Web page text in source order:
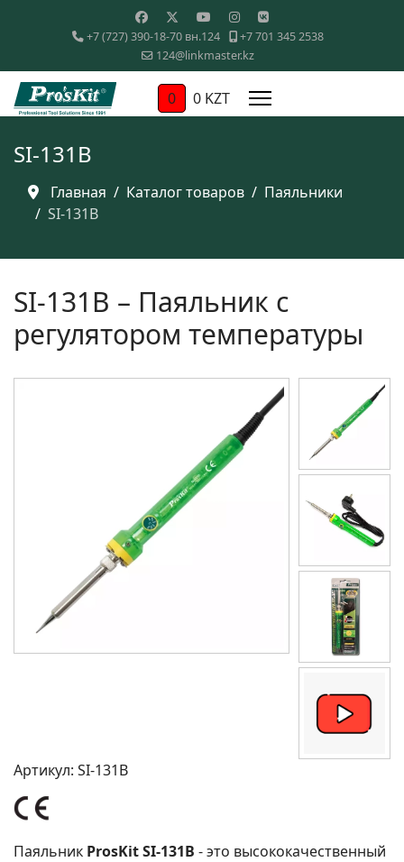
+7 (727) 390-18-70 вн.124
+7 701 345 2538
124@linkmaster.kz
0 0 KZT
SI-131B
Главная Каталог товаров
Паяльники
SI-131B
SI-131B – Паяльник с
регулятором температуры
Артикул: SI-131B
Паяльник ProsKit SI-131B - это высококачественный